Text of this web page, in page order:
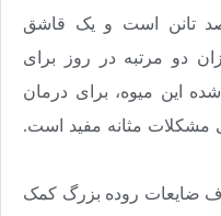
دارای 15 تا 18 درصد تانن است و یک قاشق
دو مرتبه در روز برای
این میوه، برای درمان
مشکلات مثانه مفید است.
ضایعات روده بزرگ کمک